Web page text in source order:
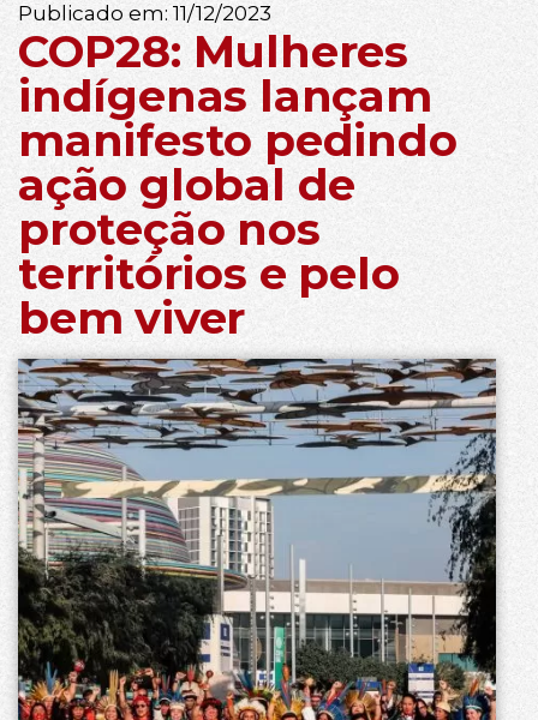
Publicado em: 11/12/2023
COP28: Mulheres
indígenas lançam
manifesto pedindo
ação global de
proteção nos
territórios e pelo
bem viver